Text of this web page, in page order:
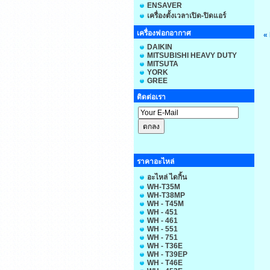
ENSAVER
เครื่องตั้งเวลาเปิด-ปิดแอร์
เครื่องฟอกอากาศ
DAIKIN
MITSUBISHI HEAVY DUTY
MITSUTA
YORK
GREE
ติดต่อเรา
ราคาอะไหล่
อะไหล่ ไดกิ้น
WH-T35M
WH-T38MP
WH - T45M
WH - 451
WH - 461
WH - 551
WH - 751
WH - T36E
WH - T39EP
WH - T46E
«